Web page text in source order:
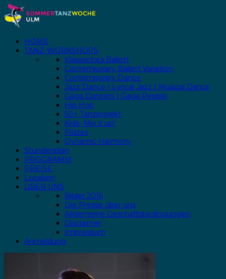
HOME
TANZ-WORKSHOPS
Klassisches Ballett
Contemporary Ballett Variation
Contemporary Dance
Jazz Dance | Lyrical Jazz | Musical Dance
Gaga Dancers | Gaga People
Hip Hop
50+ Tanzprojekt
Kids- Mix it up!
Pilates
Dynamic Harmony
Stundenplan
PROGRAMM
PREISE
Location
ÜBER UNS
Bilder 2016
Die Presse über uns
Allgemeine Geschäftsbedingungen
Disclaimer
Impressum
Anmeldung